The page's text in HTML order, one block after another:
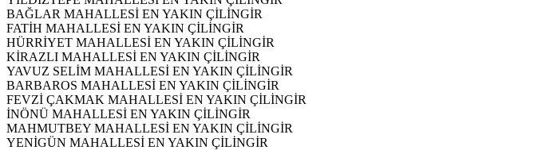
BAĞLAR MAHALLESİ EN YAKIN ÇİLİNGİR
FATİH MAHALLESİ EN YAKIN ÇİLİNGİR
HÜRRİYET MAHALLESİ EN YAKIN ÇİLİNGİR
KİRAZLI MAHALLESİ EN YAKIN ÇİLİNGİR
YAVUZ SELİM MAHALLESİ EN YAKIN ÇİLİNGİR
BARBAROS MAHALLESİ EN YAKIN ÇİLİNGİR
FEVZİ ÇAKMAK MAHALLESİ EN YAKIN ÇİLİNGİR
İNÖNÜ MAHALLESİ EN YAKIN ÇİLİNGİR
MAHMUTBEY MAHALLESİ EN YAKIN ÇİLİNGİR
YENİGÜN MAHALLESİ EN YAKIN ÇİLİNGİR